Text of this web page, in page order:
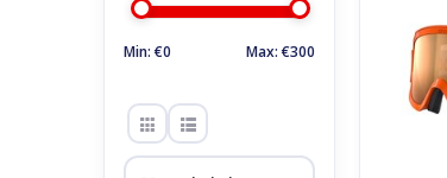
Min: €0 Max: €300